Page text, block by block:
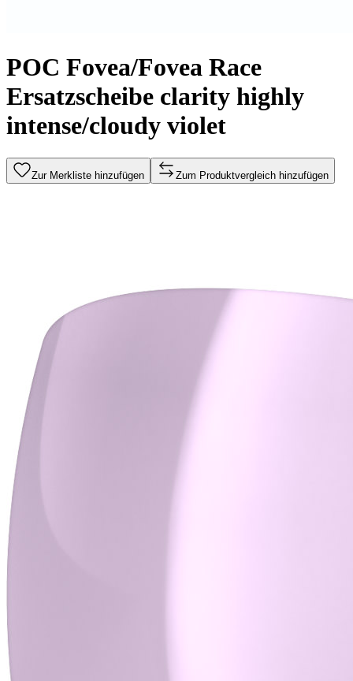
POC Fovea/Fovea Race
Ersatzscheibe clarity highly
intense/cloudy violet
Zur Merkliste hinzufügen Zum Produktvergleich hinzufügen